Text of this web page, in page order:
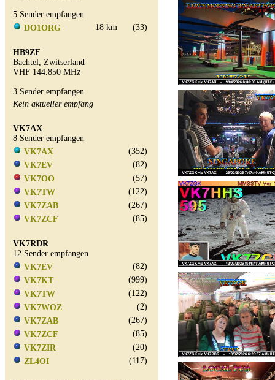
5 Sender empfangen
DO1ORG
18 km (33)
HB9ZF
Bachtel, Zwitserland
VHF 144.850 MHz
3 Sender empfangen
Kein aktueller empfang
VK7AX
8 Sender empfangen
VK7AX
(352)
VK7EV
(82)
VK7OO
(57)
VK7TW
(122)
VK7ZAB
(267)
VK7ZCF
(85)
VK7RDR
12 Sender empfangen
VK7EV
(82)
VK7KT
(999)
VK7TW
(122)
VK7WOZ
(2)
VK7ZAB
(267)
VK7ZCF
(85)
VK7ZIR
(20)
ZL4OI
(117)